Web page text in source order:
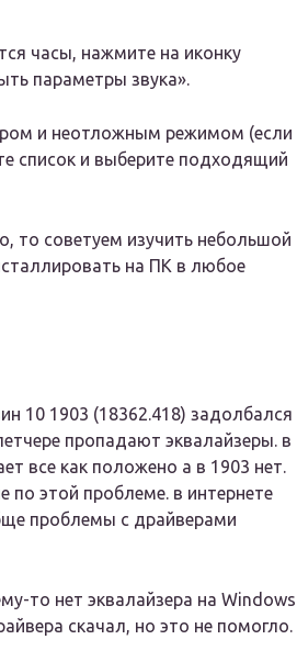
часы, нажмите на иконку
параметры звука».
и неотложным режимом (если
список и выберите подходящий
то советуем изучить небольшой
на ПК в любое
10 1903 (18362.418) задолбался
пропадают эквалайзеры. в
все как положено а в 1903 нет.
по этой проблеме. в интернете
проблемы с драйверами
то нет эквалайзера на Windows
скачал, но это не помогло.